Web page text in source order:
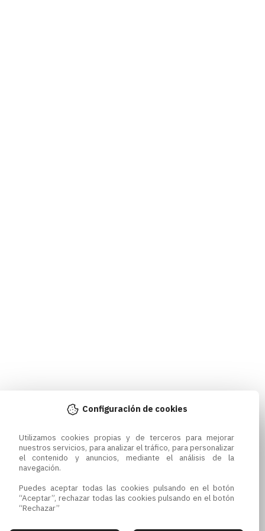
Configuración de cookies
Utilizamos cookies propias y de terceros para mejorar
nuestros servicios, para analizar el tráfico, para personalizar
el contenido y anuncios, mediante el análisis de la
navegación.
Puedes aceptar todas las cookies pulsando en el botón
“Aceptar”, rechazar todas las cookies pulsando en el botón
“Rechazar”